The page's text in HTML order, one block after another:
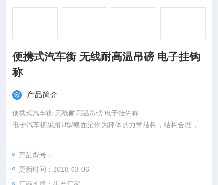
便携式汽车衡 无线耐高温吊磅 电子挂钩
称
产品简介
便携式汽车衡 无线耐高温吊磅 电子挂钩称
电子汽车衡采用U型截面梁作为秤体的力学结构，结构合理，用
料省，刚性强。焊接采用二氧化碳保焊连续焊缝，型腔全密封，
产品型号：
更新时间：2018-03-06